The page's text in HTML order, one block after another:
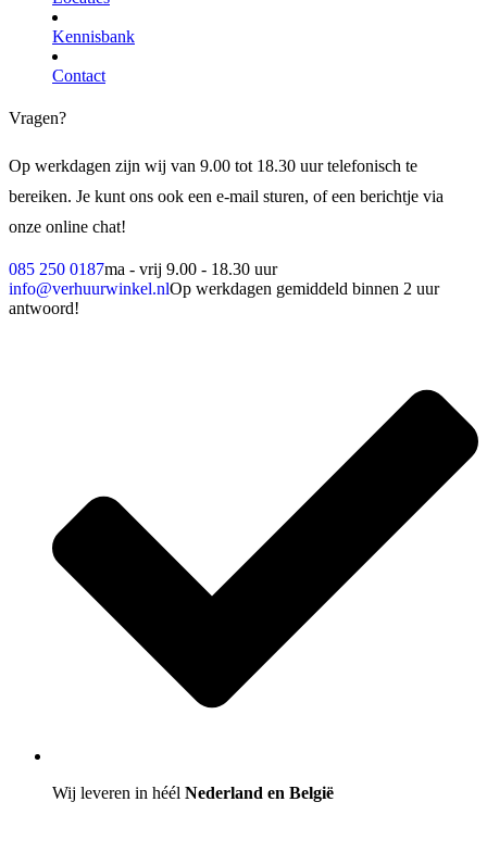
Kennisbank
Contact
Vragen?
Op werkdagen zijn wij van 9.00 tot 18.30 uur telefonisch te
bereiken. Je kunt ons ook een e-mail sturen, of een berichtje via
onze online chat!
085 250 0187ma - vrij 9.00 - 18.30 uur
info@verhuurwinkel.nlOp werkdagen gemiddeld binnen 2 uur
antwoord!
Wij leveren in héél Nederland en België